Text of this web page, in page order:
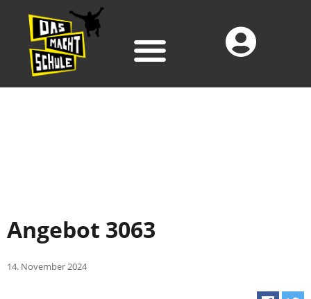
Angebot 3063
14. November 2024